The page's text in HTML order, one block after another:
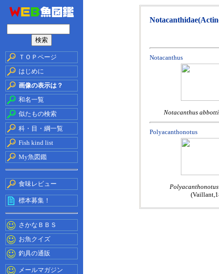
ＴＯＰページ
はじめに
画像の表示は？
和名一覧
似たもの検索
科・目・綱一覧
Fish kind list
My魚図鑑
食味レビュー
標本募集！
さかなＢＢＳ
お魚クイズ
釣具の通販
メールマガジン
Notacanthus
Notacanthus
Polyacanthonotus